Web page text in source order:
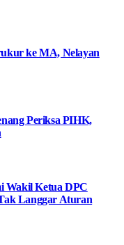
ke MA, Nelayan
Periksa PIHK,
Wakil Ketua DPC
Langgar Aturan